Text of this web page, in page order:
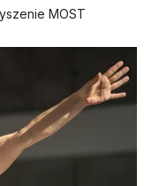
MOST